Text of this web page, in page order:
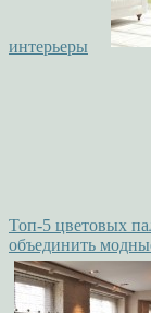
интерьеры
Топ-5 цветовых
объединить